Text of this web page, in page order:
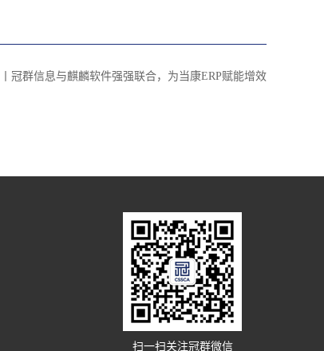
冠群信息与麒麟软件强强联合，为当康ERP赋能增效
扫一扫关注冠群微信